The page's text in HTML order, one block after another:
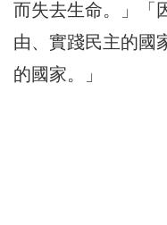
而失去生命。」「
由、實踐民主的國
的國家。」